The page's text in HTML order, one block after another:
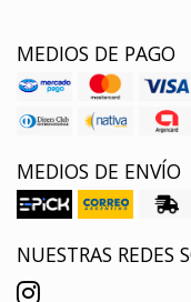
MEDIOS DE PAGO
MEDIOS DE ENVÍO
NUESTRAS REDES